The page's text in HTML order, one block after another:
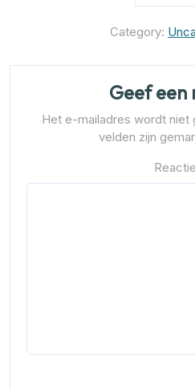
Category:
Geef een
Het e-mailadres wordt niet
velden zijn
Reactie